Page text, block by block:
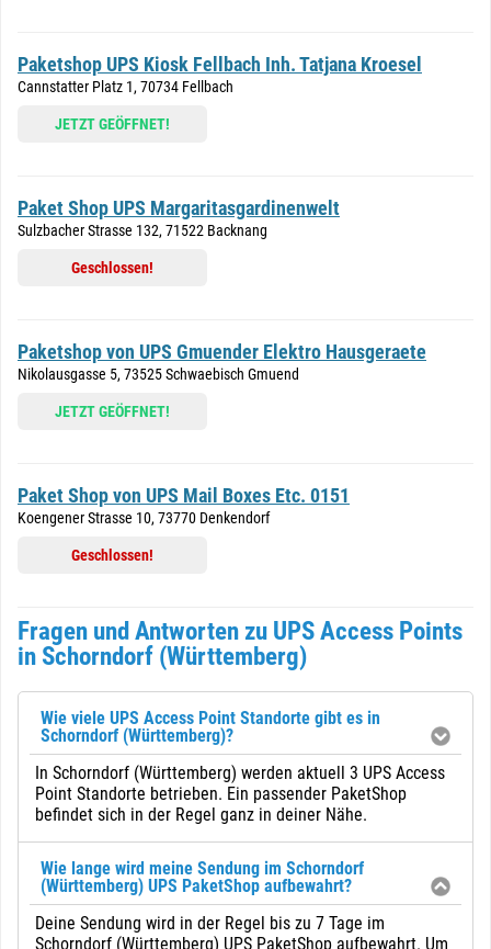
Paketshop UPS Kiosk Fellbach Inh. Tatjana Kroesel
Cannstatter Platz 1, 70734 Fellbach
JETZT GEÖFFNET!
Paket Shop UPS Margaritasgardinenwelt
Sulzbacher Strasse 132, 71522 Backnang
Geschlossen!
Paketshop von UPS Gmuender Elektro Hausgeraete
Nikolausgasse 5, 73525 Schwaebisch Gmuend
JETZT GEÖFFNET!
Paket Shop von UPS Mail Boxes Etc. 0151
Koengener Strasse 10, 73770 Denkendorf
Geschlossen!
Fragen und Antworten zu UPS Access Points
in Schorndorf (Württemberg)
Wie viele UPS Access Point Standorte gibt es in
Schorndorf (Württemberg)?
In Schorndorf (Württemberg) werden aktuell 3 UPS Access
Point Standorte betrieben. Ein passender PaketShop
befindet sich in der Regel ganz in deiner Nähe.
Wie lange wird meine Sendung im Schorndorf
(Württemberg) UPS PaketShop aufbewahrt?
Deine Sendung wird in der Regel bis zu 7 Tage im
Schorndorf (Württemberg) UPS PaketShop aufbewahrt. Um